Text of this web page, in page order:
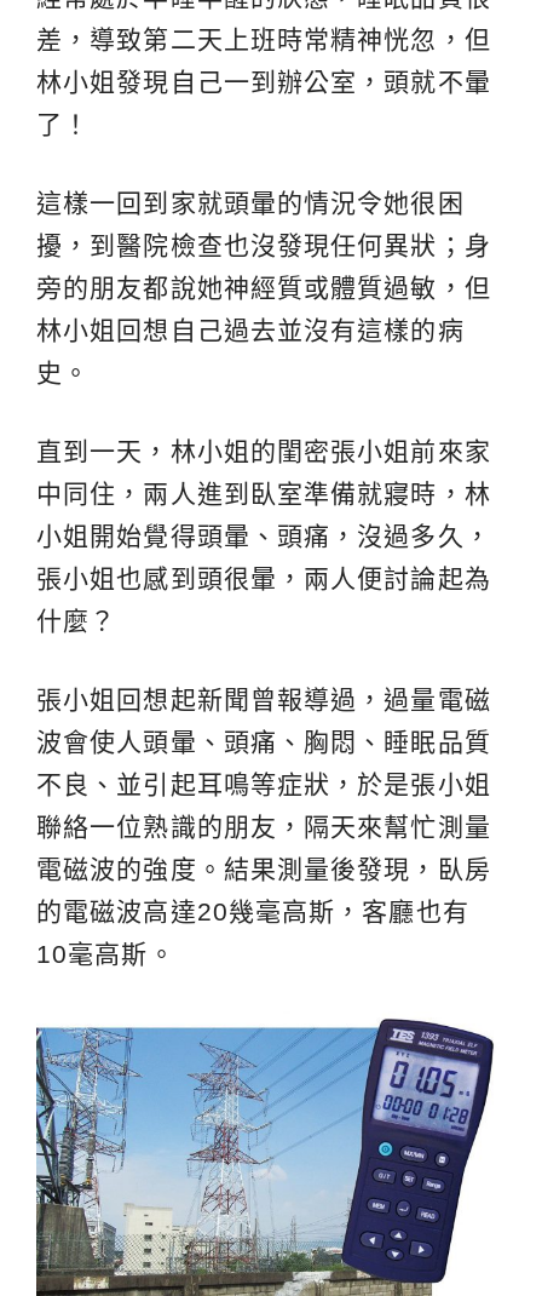
差，導致第二天上班時常精神恍忽，但
林小姐發現自己一到辦公室，頭就不暈
了！
這樣一回到家就頭暈的情況令她很困
擾，到醫院檢查也沒發現任何異狀；身
旁的朋友都說她神經質或體質過敏，但
林小姐回想自己過去並沒有這樣的病
史。
直到一天，林小姐的閨密張小姐前來家
中同住，兩人進到臥室準備就寢時，林
小姐開始覺得頭暈、頭痛，沒過多久，
張小姐也感到頭很暈，兩人便討論起為
什麼？
張小姐回想起新聞曾報導過，過量電磁
波會使人頭暈、頭痛、胸悶、睡眠品質
不良、並引起耳鳴等症狀，於是張小姐
聯絡一位熟識的朋友，隔天來幫忙測量
電磁波的強度。結果測量後發現，臥房
的電磁波高達20幾毫高斯，客廳也有
10毫高斯。